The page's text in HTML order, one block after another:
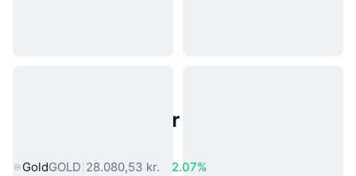
Populære aktiver fra den virkelige
GoldGOLD 28.080,53 kr.
2.07%